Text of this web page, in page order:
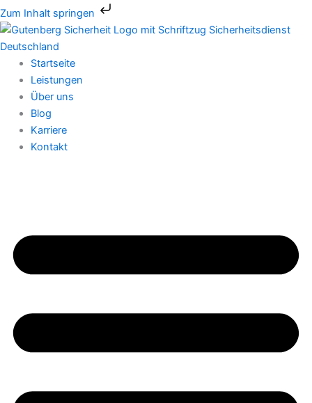
Zum Inhalt springen
Zum
Inhalt
springen
Startseite
Leistungen
Über uns
Blog
Karriere
Kontakt